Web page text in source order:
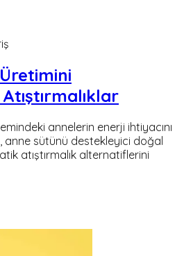
annelerin enerji ihtiyacını
anne sütünü destekleyici doğal
atıştırmalık alternatiflerini